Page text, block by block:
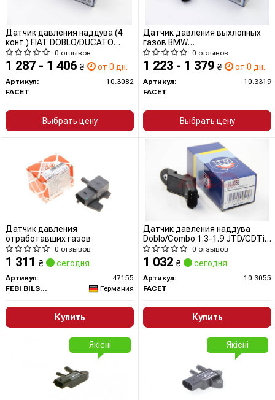
Датчик давления наддува (4
конт.) FIAT DOBLO/DUCATO
1.3D-3.0D 99- (10.3082) Facet
0 отзывов
1 287 - 1 406 ₴ от 0 дн.
Артикул:
10.3082
FACET
Выбрать цену
Датчик давления выхлопных
газов BMW
1(E87)/3(E90)/5(F10)/X3(E83)
2.0/3.0D 07-13 (10.3319) Facet
0 отзывов
1 223 - 1 379 ₴ от 0 дн.
Артикул:
10.3319
FACET
Выбрать цену
Датчик давления
отработавших газов
0 отзывов
1 311 ₴ сегодня
Артикул:
47155
FEBI BILSTEIN
Германия
Купить
Датчик давления наддува
Doblo/Combo 1.3-1.9 JTD/CDTi
(10.3055) Facet0 отзывов
1 032 ₴ сегодня
Артикул:
10.3055
FACET
Купить
Якісні Якісні